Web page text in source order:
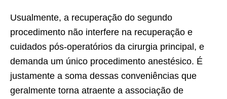
Usualmente, a recuperação do segundo
procedimento não interfere na recuperação e
cuidados pós-operatórios da cirurgia principal, e
demanda um único procedimento anestésico. É
justamente a soma dessas conveniências que
geralmente torna atraente a associação de